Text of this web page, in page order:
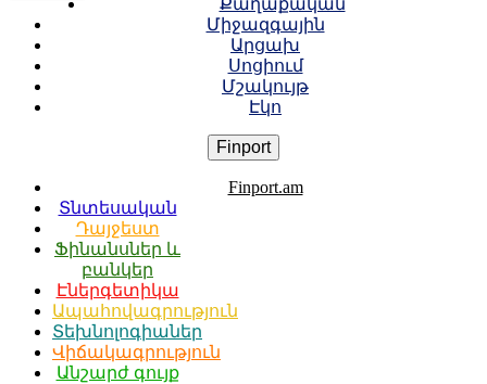
Քաղաքական
Միջազգային
Արցախ
Սոցիում
Մշակույթ
Էկո
Finport
Finport.am
Տնտեսական
Դայջեստ
Ֆինանսներ և
բանկեր
Էներգետիկա
Ապահովագրություն
Տեխնոլոգիաներ
Վիճակագրություն
Անշարժ գույք